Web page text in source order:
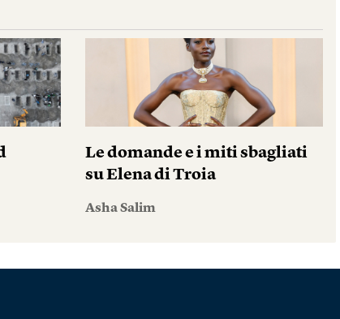
Le domande e i miti sbagliati
su Elena di Troia
Asha Salim